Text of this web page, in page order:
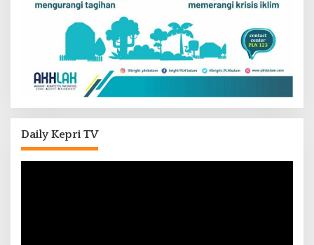
Daily Kepri TV